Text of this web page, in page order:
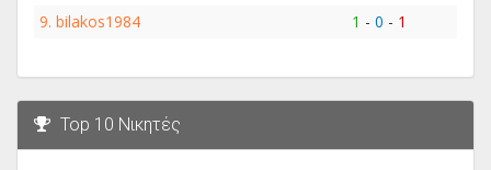
9. bilakos1984 1 - 0 - 1
Top 10 Νικητές